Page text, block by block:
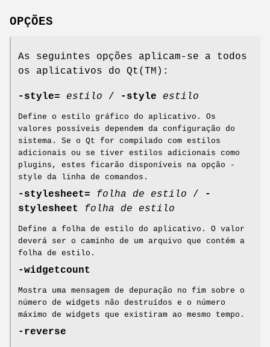
OPÇÕES
As seguintes opções aplicam-se a todos
os aplicativos do Qt(TM):
-style= estilo / -style estilo
Define o estilo gráfico do aplicativo. Os
valores possíveis dependem da configuração do
sistema. Se o Qt for compilado com estilos
adicionais ou se tiver estilos adicionais como
plugins, estes ficarão disponíveis na opção -
style da linha de comandos.
-stylesheet= folha de estilo /
-
stylesheet
folha de estilo
Define a folha de estilo do aplicativo. O valor
deverá ser o caminho de um arquivo que contém a
folha de estilo.
-widgetcount
Mostra uma mensagem de depuração no fim sobre o
número de widgets não destruídos e o número
máximo de widgets que existiram ao mesmo tempo.
-reverse